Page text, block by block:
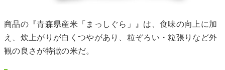
商品の『青森県産米「まっしぐら」』は、食味の向上に加
え、炊上がりが白くつやがあり、粒ぞろい・粒張りなど外
観の良さが特徴の米だ。